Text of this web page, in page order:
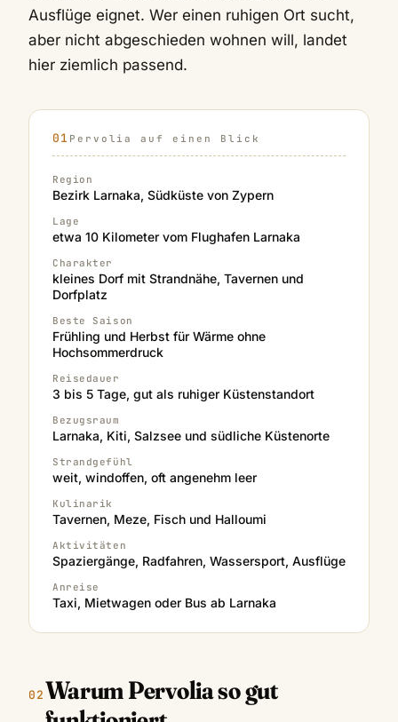
Ausflüge eignet. Wer einen ruhigen Ort sucht,
aber nicht abgeschieden wohnen will, landet
hier ziemlich passend.
Pervolia auf einen Blick
Region
Bezirk Larnaka, Südküste von Zypern
Lage
etwa 10 Kilometer vom Flughafen Larnaka
Charakter
kleines Dorf mit Strandnähe, Tavernen und
Dorfplatz
Beste Saison
Frühling und Herbst für Wärme ohne
Hochsommerdruck
Reisedauer
3 bis 5 Tage, gut als ruhiger Küstenstandort
Bezugsraum
Larnaka, Kiti, Salzsee und südliche Küstenorte
Strandgefühl
weit, windoffen, oft angenehm leer
Kulinarik
Tavernen, Meze, Fisch und Halloumi
Aktivitäten
Spaziergänge, Radfahren, Wassersport, Ausflüge
Anreise
Taxi, Mietwagen oder Bus ab Larnaka
Warum Pervolia so gut